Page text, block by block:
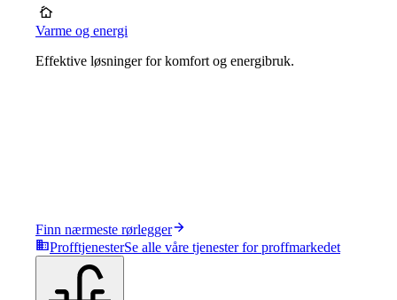
Varme og energi
Effektive løsninger for komfort og energibruk.
Finn nærmeste rørlegger
ProfftjenesterSe alle våre tjenester for proffmarkedet